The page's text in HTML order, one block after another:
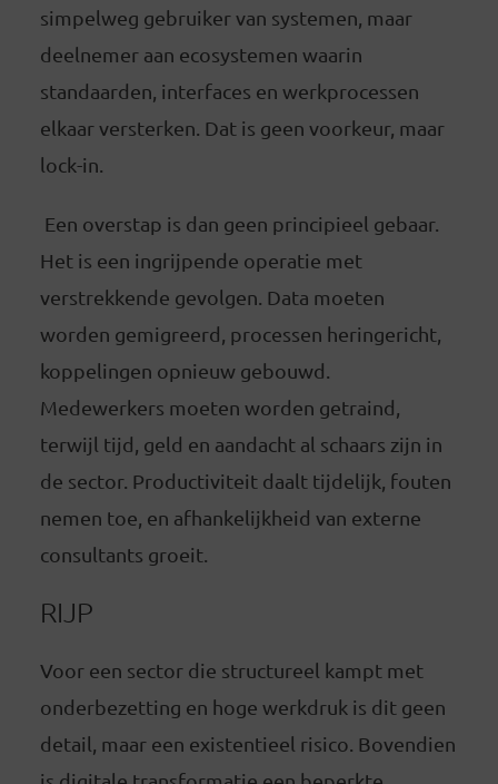
simpelweg gebruiker van systemen, maar
deelnemer aan ecosystemen waarin
standaarden, interfaces en werkprocessen
elkaar versterken. Dat is geen voorkeur, maar
lock-in.
Een overstap is dan geen principieel gebaar.
Het is een ingrijpende operatie met
verstrekkende gevolgen. Data moeten
worden gemigreerd, processen heringericht,
koppelingen opnieuw gebouwd.
Medewerkers moeten worden getraind,
terwijl tijd, geld en aandacht al schaars zijn in
de sector. Productiviteit daalt tijdelijk, fouten
nemen toe, en afhankelijkheid van externe
consultants groeit.
RIJP
Voor een sector die structureel kampt met
onderbezetting en hoge werkdruk is dit geen
detail, maar een existentieel risico. Bovendien